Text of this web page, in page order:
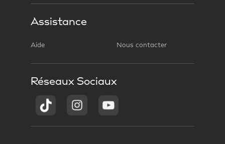
Assistance
Aide Nous contacter
Réseaux Sociaux